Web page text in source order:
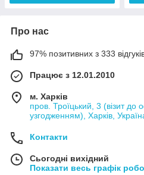
Про нас
97% позитивних з 333
Працює з 12.01.2010
м. Харків
пров. Троїцький, 3 (візит
узгодженням), Харків,
Контакти
Сьогодні вихідний
Показати весь графік